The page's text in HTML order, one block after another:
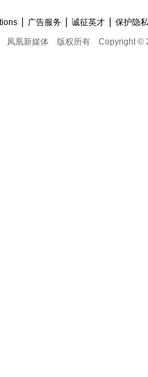
广告服务 诚征英才
保护隐
凤凰新媒体
版权所有 Copyright ©